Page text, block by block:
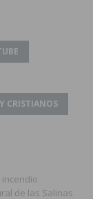
CRISTIANOS
de las Salinas